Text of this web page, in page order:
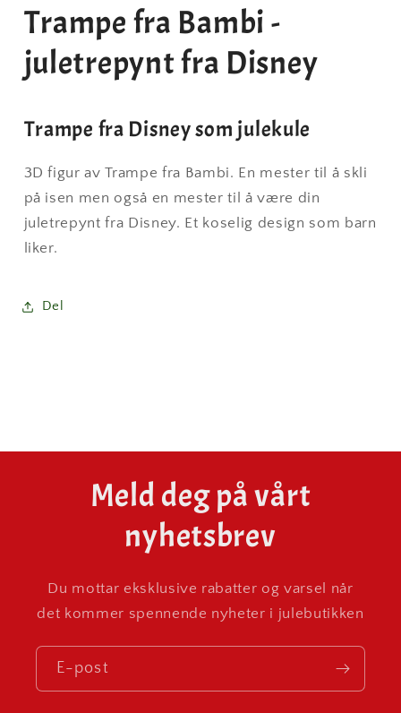
Trampe fra Bambi -
juletrepynt fra Disney
Trampe fra Disney som julekule
3D figur av Trampe fra Bambi. En mester til å skli
på isen men også en mester til å være din
juletrepynt fra Disney. Et koselig design som barn
liker.
Del
Meld deg på vårt
nyhetsbrev
Du mottar eksklusive rabatter og varsel når
det kommer spennende nyheter i julebutikken
E-post